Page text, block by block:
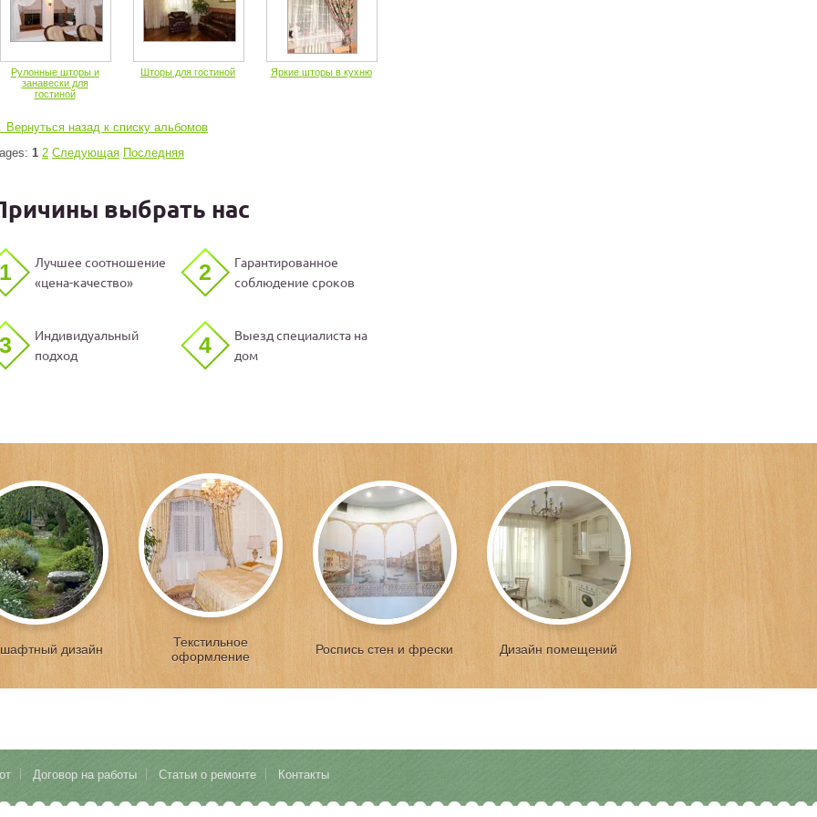
Рулонные шторы и
занавески для
гостиной
Шторы для гостиной Яркие шторы в кухню
назад к списку альбомов
1 2 Следующая Последняя
выбрать нас
1
Лучшее соотношение
«цена-качество»
2
Гарантированное
соблюдение сроков
3
Индивидуальный
подход
4
Выезд специалиста на
дом
дизайн
Текстильное
оформление
Роспись стен и фрески Дизайн помещений
Договор на работы Cтатьи о ремонте Контакты